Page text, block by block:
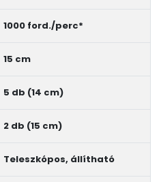
1000 ford./perc*
15 cm
5 db (14 cm)
2 db (15 cm)
Teleszkópos, állítható